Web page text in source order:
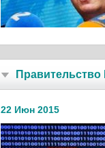
22 Июн 2015